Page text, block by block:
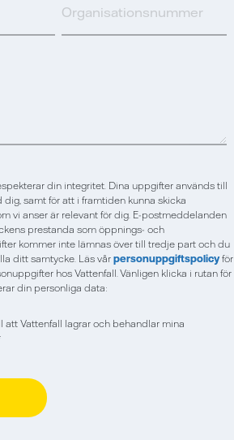
din integritet. Dina uppgifter används till
samt för att i framtiden kunna skicka
vi anser är relevant för dig. E-postmeddelanden
prestanda som öppnings- och
kommer inte lämnas över till tredje part och du
ditt samtycke. Läs vår personuppgiftspolicyför
hos Vattenfall. Vänligen klicka i rutan för
din personliga data:
att Vattenfall lagrar och behandlar mina